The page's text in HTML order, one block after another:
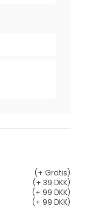
(+ Gratis)
(+ 39 DKK)
(+ 99 DKK)
(+ 99 DKK)